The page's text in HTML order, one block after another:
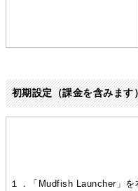
初期設定（課金を含みま
１．「Mudfish Launcher」を